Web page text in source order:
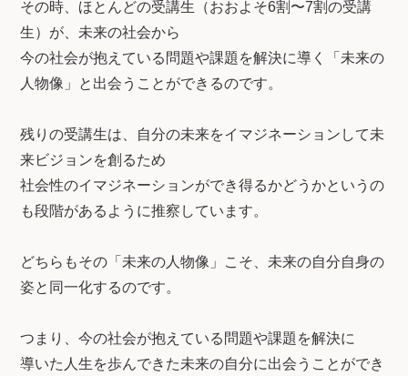
その時、ほとんどの受講生（おおよそ6割〜7割の受講
生）が、未来の社会から
今の社会が抱えている問題や課題を解決に導く「未来の
人物像」と出会うことができるのです。
残りの受講生は、自分の未来をイマジネーションして未
来ビジョンを創るため
社会性のイマジネーションができ得るかどうかというの
も段階があるように推察しています。
どちらもその「未来の人物像」こそ、未来の自分自身の
姿と同一化するのです。
つまり、今の社会が抱えている問題や課題を解決に
導いた人生を歩んできた未来の自分に出会うことができ